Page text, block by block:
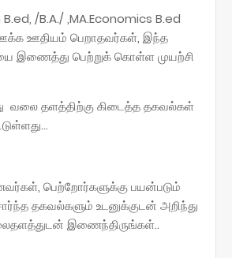
/B.A./ ,MA.Economics B.ed
ஊக்க ஊதியம் பெறாதவர்கள், இந்த
இணைத்து பெற்றுக் கொள்ள முயற்சி
வலை தளத்திற்கு கிடைத்த தகவல்கள்
பெற்றோர்களுக்கு பயன்படும்
தகவல்களும் உடனுக்குடன் அறிந்து
இணைந்திருங்கள்..